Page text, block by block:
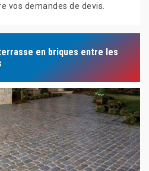
vos demandes de devis.
en briques entre les